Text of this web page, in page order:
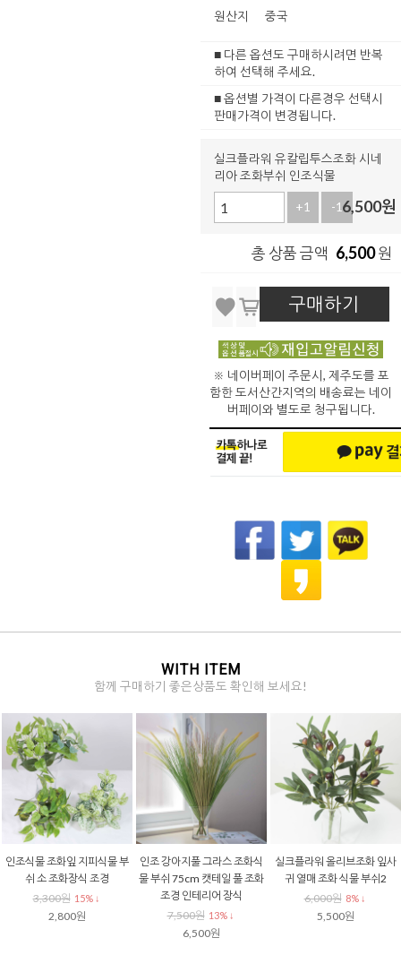
원산지 중국
■ 다른 옵션도 구매하시려면 반복
하여 선택해 주세요.
■ 옵션별 가격이 다른경우 선택시
판매가격이 변경됩니다.
실크플라워 유칼립투스조화 시네
리아 조화부쉬 인조식물
+1 -16,500원
총 상품 금액 6,500원
구매하기
※ 네이버페이 주문시, 제주도를 포
함한 도서산간지역의 배송료는 네이
버페이와 별도로 청구됩니다.
WITH ITEM
함께 구매하기 좋은상품도 확인해 보세요!
인조식물 조화잎 지피식물 부
쉬 소 조화장식 조경
3,300원 15% ↓
2,800원
인조 강아지풀 그라스 조화식
물 부쉬 75cm 캣테일 풀 조화
조경 인테리어 장식
7,500원 13% ↓
6,500원
실크플라워 올리브조화 잎사
귀 열매 조화 식물 부쉬2
6,000원 8% ↓
5,500원